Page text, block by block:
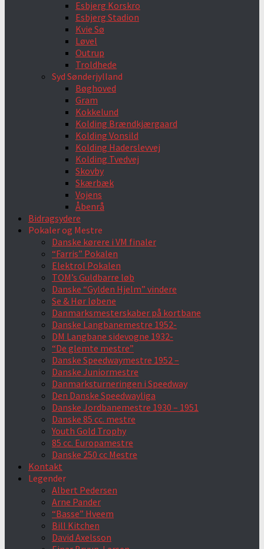
Esbjerg Korskro
Esbjerg Stadion
Kvie Sø
Løvel
Outrup
Troldhede
Syd Sønderjylland
Bøghoved
Gram
Kokkelund
Kolding Brændkjærgaard
Kolding Vonsild
Kolding Haderslevvej
Kolding Tvedvej
Skovby
Skærbæk
Vojens
Åbenrå
Bidragsydere
Pokaler og Mestre
Danske kørere i VM finaler
“Farris” Pokalen
Elektrol Pokalen
TOM’s Guldbarre løb
Danske “Gylden Hjelm” vindere
Se & Hør løbene
Danmarksmesterskaber på kortbane
Danske Langbanemestre 1952-
DM Langbane sidevogne 1932-
“De glemte mestre”
Danske Speedwaymestre 1952 –
Danske Juniormestre
Danmarksturneringen i Speedway
Den Danske Speedwayliga
Danske Jordbanemestre 1930 – 1951
Danske 85 cc. mestre
Youth Gold Trophy
85 cc. Europamestre
Danske 250 cc Mestre
Kontakt
Legender
Albert Pedersen
Arne Pander
“Basse” Hveem
Bill Kitchen
David Axelsson